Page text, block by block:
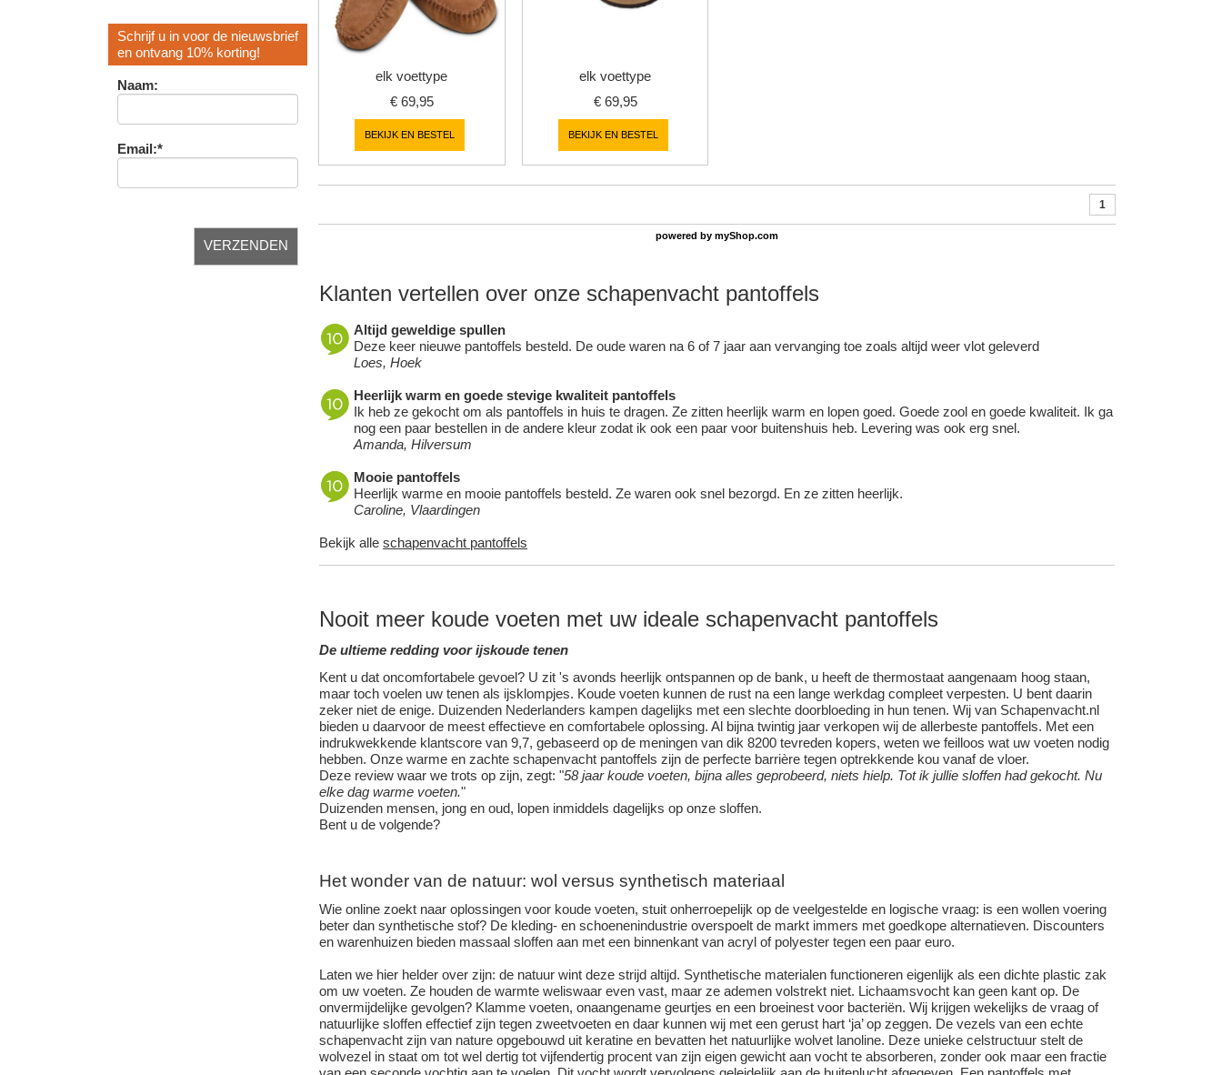
Schrijf u in voor de nieuwsbrief
en ontvang 10% korting!
Naam:
Email:*
elk voettype
€ 69,95
BEKIJK EN BESTEL
elk voettype
€ 69,95
BEKIJK EN BESTEL
1
powered bymyShop.com
Klanten vertellen over onze schapenvacht pantoffels
Altijd geweldige spullen
Deze keer nieuwe pantoffels besteld. De oude waren na 6 of 7 jaar aan vervanging toe zoals altijd weer vlot geleverd
Loes, Hoek
Heerlijk warm en goede stevige kwaliteit pantoffels
Ik heb ze gekocht om als pantoffels in huis te dragen. Ze zitten heerlijk warm en lopen goed. Goede zool en goede kwaliteit. Ik ga
nog een paar bestellen in de andere kleur zodat ik ook een paar voor buitenshuis heb. Levering was ook erg snel.
Amanda, Hilversum
Mooie pantoffels
Heerlijk warme en mooie pantoffels besteld. Ze waren ook snel bezorgd. En ze zitten heerlijk.
Caroline, Vlaardingen
Bekijk alleschapenvacht pantoffels
Nooit meer koude voeten met uw ideale schapenvacht pantoffels
De ultieme redding voor ijskoude tenen
Kent u dat oncomfortabele gevoel? U zit 's avonds heerlijk ontspannen op de bank, u heeft de thermostaat aangenaam hoog staan,
maar toch voelen uw tenen als ijsklompjes. Koude voeten kunnen de rust na een lange werkdag compleet verpesten. U bent daarin
zeker niet de enige. Duizenden Nederlanders kampen dagelijks met een slechte doorbloeding in hun tenen. Wij van Schapenvacht.nl
bieden u daarvoor de meest effectieve en comfortabele oplossing. Al bijna twintig jaar verkopen wij de allerbeste pantoffels. Met een
indrukwekkende klantscore van 9,7, gebaseerd op de meningen van dik 8200 tevreden kopers, weten we feilloos wat uw voeten nodig
hebben. Onze warme en zachteschapenvacht pantoffels zijn de perfecte barrière tegen optrekkende kou vanaf de vloer.
Deze review waar we trots op zijn, zegt: "58 jaar koude voeten, bijna alles geprobeerd, niets hielp. Tot ik jullie sloffen had gekocht. Nu
elke dag warme voeten."
Duizenden mensen, jong en oud, lopen inmiddels dagelijks op onze sloffen.
Bent u de volgende?
Het wonder van de natuur: wol versus synthetisch materiaal
Wie online zoekt naar oplossingen voor koude voeten, stuit onherroepelijk op de veelgestelde en logische vraag: is een wollen voering
beter dan synthetische stof? De kleding- en schoenenindustrie overspoelt de markt immers met goedkope alternatieven. Discounters
en warenhuizen bieden massaal sloffen aan met een binnenkant van acryl of polyester tegen een paar euro.
Laten we hier helder over zijn: de natuur wint deze strijd altijd. Synthetische materialen functioneren eigenlijk als een dichte plastic zak
om uw voeten. Ze houden de warmte weliswaar even vast, maar ze ademen volstrekt niet. Lichaamsvocht kan geen kant op. De
onvermijdelijke gevolgen? Klamme voeten, onaangename geurtjes en een broeinest voor bacteriën. Wij krijgen wekelijks de vraag of
natuurlijke sloffen effectief zijn tegen zweetvoeten en daar kunnen wij met een gerust hart ‘ja’ op zeggen. De vezels van een echte
schapenvacht zijn van nature opgebouwd uit keratine en bevatten het natuurlijke wolvet lanoline. Deze unieke celstructuur stelt de
wolvezel in staat om tot wel dertig tot vijfendertig procent van zijn eigen gewicht aan vocht te absorberen, zonder ook maar een fractie